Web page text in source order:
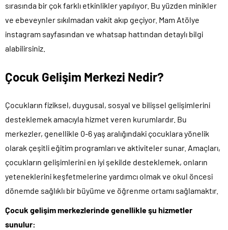
sırasında bir çok farklı etkinlikler yapılıyor. Bu yüzden minikler
ve ebeveynler sıkılmadan vakit akıp geçiyor. Mam Atölye
instagram sayfasından ve whatsap hattından detaylı bilgi
alabilirsiniz.
Çocuk Gelişim Merkezi Nedir?
Çocukların fiziksel, duygusal, sosyal ve bilişsel gelişimlerini
desteklemek amacıyla hizmet veren kurumlardır. Bu
merkezler, genellikle 0-6 yaş aralığındaki çocuklara yönelik
olarak çeşitli eğitim programları ve aktiviteler sunar. Amaçları,
çocukların gelişimlerini en iyi şekilde desteklemek, onların
yeteneklerini keşfetmelerine yardımcı olmak ve okul öncesi
dönemde sağlıklı bir büyüme ve öğrenme ortamı sağlamaktır.
Çocuk gelişim merkezlerinde genellikle şu hizmetler
sunulur: